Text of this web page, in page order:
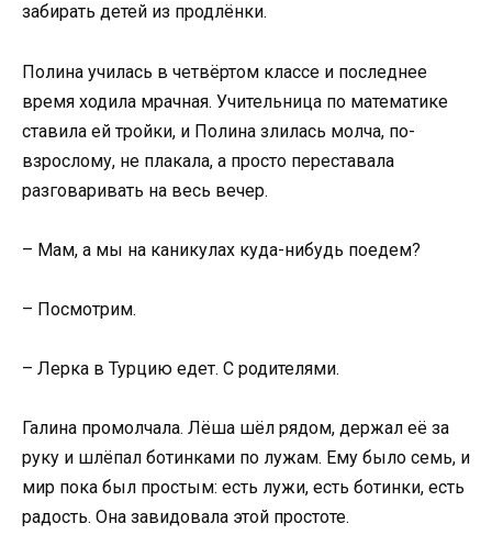
забирать детей из продлёнки.
Полина училась в четвёртом классе и последнее
время ходила мрачная. Учительница по математике
ставила ей тройки, и Полина злилась молча, по-
взрослому, не плакала, а просто переставала
разговаривать на весь вечер.
– Мам, а мы на каникулах куда-нибудь поедем?
– Посмотрим.
– Лерка в Турцию едет. С родителями.
Галина промолчала. Лёша шёл рядом, держал её за
руку и шлёпал ботинками по лужам. Ему было семь, и
мир пока был простым: есть лужи, есть ботинки, есть
радость. Она завидовала этой простоте.